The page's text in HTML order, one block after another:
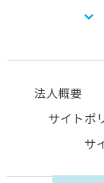
法人概要
サイトポ
サ